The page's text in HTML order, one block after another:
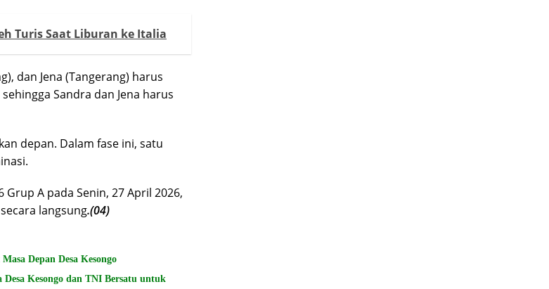
Turis Saat Liburan ke Italia
dan Jena (Tangerang) harus
Sandra dan Jena harus
depan. Dalam fase ini, satu
Grup A pada Senin, 27 April 2026,
langsung.(04)
Depan Desa Kesongo
Kesongo dan TNI Bersatu untuk